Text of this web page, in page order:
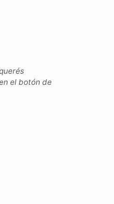
el botón de